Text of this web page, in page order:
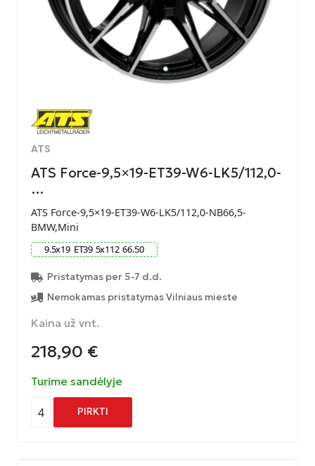
ATS
ATS Force-9,5×19-ET39-W6-LK5/112,0-
…
ATS Force-9,5×19-ET39-W6-LK5/112,0-NB66,5-
BMW,Mini
9.5x19 ET39 5x112 66.50
Pristatymas per 5-7 d.d.
Nemokamas pristatymas Vilniaus mieste
Kaina už vnt.
218,90 €
Turime sandėlyje
4 PIRKTI